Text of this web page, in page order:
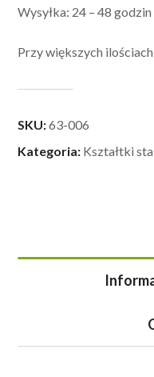
Wysyłka: 24 – 48
Przy większych
SKU:63-006
Kategoria: Kształtki